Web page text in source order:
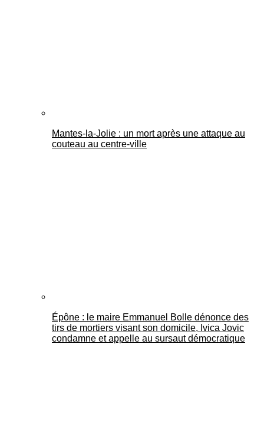
Mantes-la-Jolie : un mort après une attaque au
couteau au centre-ville
Épône : le maire Emmanuel Bolle dénonce des
tirs de mortiers visant son domicile, Ivica Jovic
condamne et appelle au sursaut démocratique